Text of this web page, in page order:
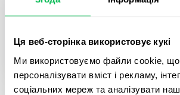
Ця веб-сторінка використовує кукі
Ми використовуємо файли cookie,
персоналізувати вміст і рекламу,
соціальних мереж та аналізувати
відбувається і чого бояться такі